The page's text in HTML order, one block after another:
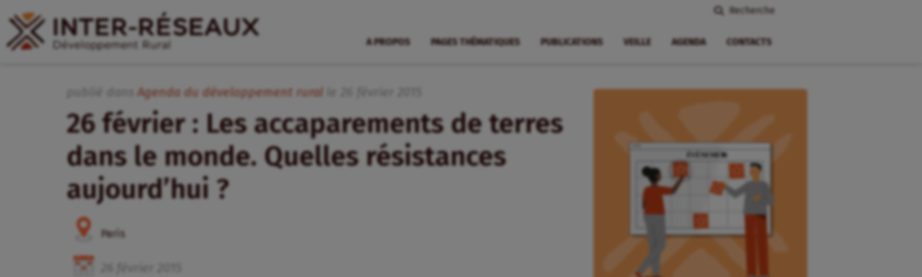
Recherche
A PROPOS PAGES THÉMATIQUES PUBLICATIONS VEILLE AGENDA CONTACTS
publié dansAgenda du développement rural
26 février : Les accaparements de terres
dans le monde. Quelles résistances
aujourd’hui ?
Paris